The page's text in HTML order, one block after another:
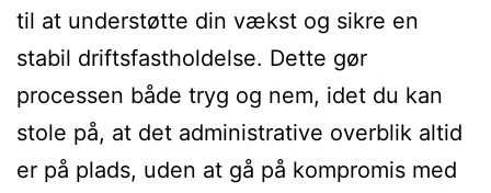
til at understøtte din vækst og sikre en
stabil driftsfastholdelse. Dette gør
processen både tryg og nem, idet du kan
stole på, at det administrative overblik altid
er på plads, uden at gå på kompromis med